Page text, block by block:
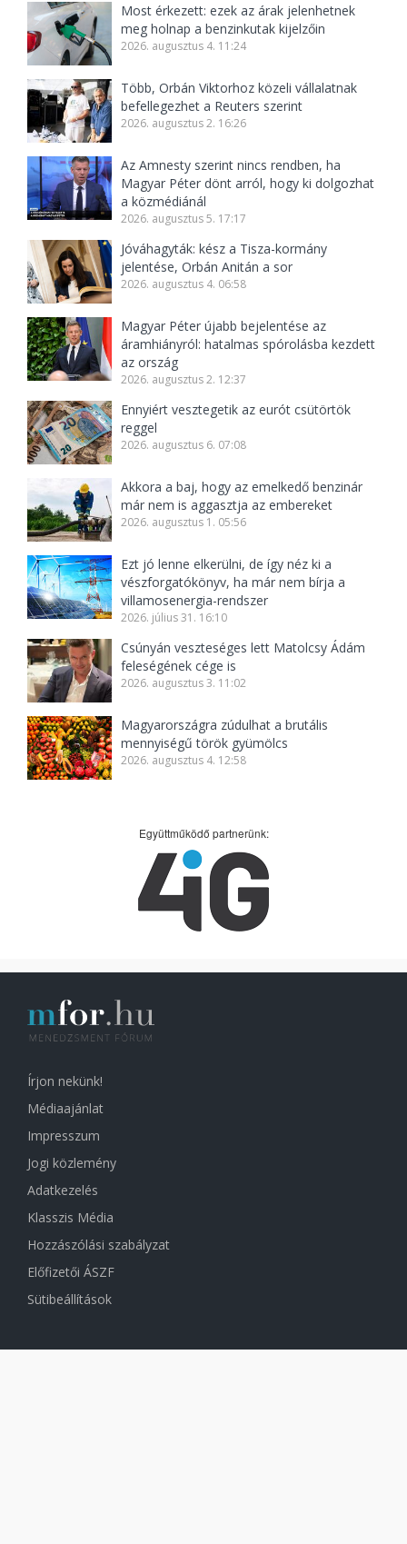
Most érkezett: ezek az árak jelenhetnek
meg holnap a benzinkutak kijelzőin
2026. augusztus 4. 11:24
Több, Orbán Viktorhoz közeli vállalatnak
befellegezhet a Reuters szerint
2026. augusztus 2. 16:26
Az Amnesty szerint nincs rendben, ha
Magyar Péter dönt arról, hogy ki dolgozhat
a közmédiánál
2026. augusztus 5. 17:17
Jóváhagyták: kész a Tisza-kormány
jelentése, Orbán Anitán a sor
2026. augusztus 4. 06:58
Magyar Péter újabb bejelentése az
áramhiányról: hatalmas spórolásba kezdett
az ország
2026. augusztus 2. 12:37
Ennyiért vesztegetik az eurót csütörtök
reggel
2026. augusztus 6. 07:08
Akkora a baj, hogy az emelkedő benzinár
már nem is aggasztja az embereket
2026. augusztus 1. 05:56
Ezt jó lenne elkerülni, de így néz ki a
vészforgatókönyv, ha már nem bírja a
villamosenergia-rendszer
2026. július 31. 16:10
Csúnyán veszteséges lett Matolcsy Ádám
feleségének cége is
2026. augusztus 3. 11:02
Magyarországra zúdulhat a brutális
mennyiségű török gyümölcs
2026. augusztus 4. 12:58
Együttműködő partnerünk:
Írjon nekünk!
Médiaajánlat
Impresszum
Jogi közlemény
Adatkezelés
Klasszis Média
Hozzászólási szabályzat
Előfizetői ÁSZF
Sütibeállítások